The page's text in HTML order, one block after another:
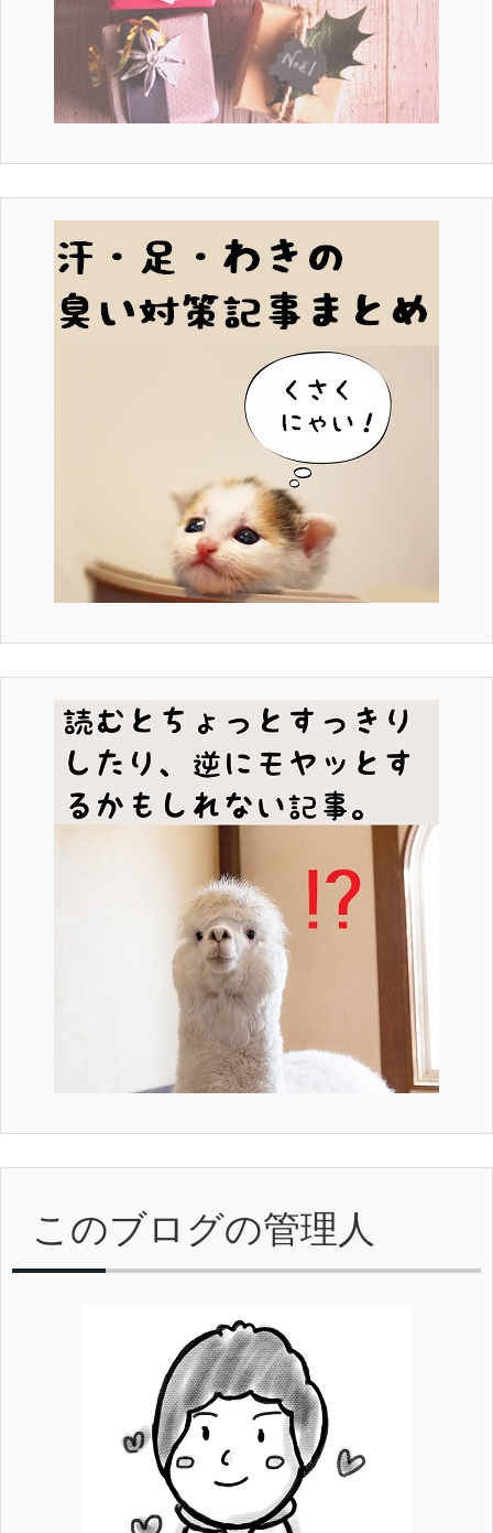
このブログの管理人